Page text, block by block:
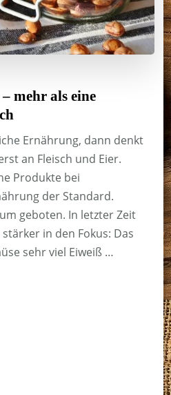
mehr als eine
Ernährung, dann denkt
an Fleisch und Eier.
Produkte bei
der Standard.
geboten. In letzter Zeit
in den Fokus: Das
sehr viel Eiweiß …